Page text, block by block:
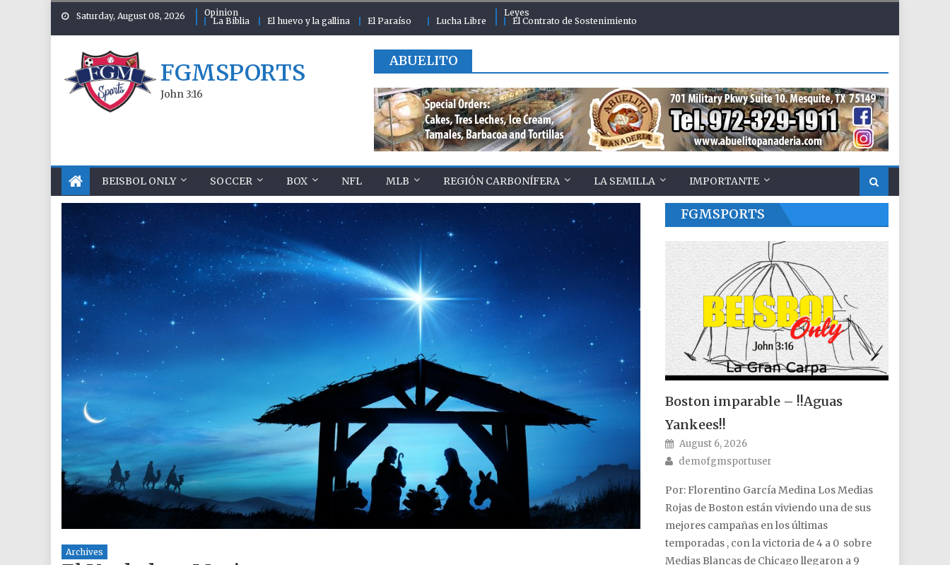
Saturday, August 08, 2026
Opinion
La Biblia
El huevo y la gallina El Paraíso Lucha Libre
Leyes
El Contrato de Sostenimiento
FGMSPORTS
John 3:16
ABUELITO
BEISBOL ONLY SOCCER BOX NFL MLB REGIÓN CARBONÍFERA LA SEMILLA IMPORTANTE
Archives
FGMSPORTS
Boston imparable – !!Aguas
Yankees!!
Posted on
August 6, 2026
Author
demofgmsportuser
Por: Florentino García Medina Los Medias
Rojas de Boston están viviendo una de sus
mejores campañas en los últimas
temporadas , con la victoria de 4 a 0 sobre
Medias Blancas de Chicago llegaron a 9